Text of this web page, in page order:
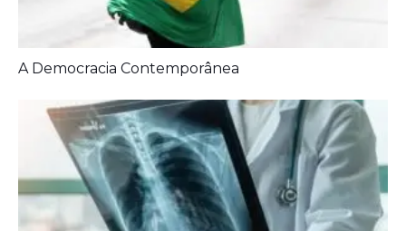
A Democracia Contemporânea